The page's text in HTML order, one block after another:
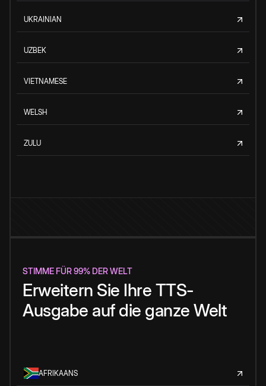
UKRAINIAN
UZBEK
VIETNAMESE
WELSH
ZULU
STIMME FÜR 99% DER WELT
Erweitern Sie Ihre TTS-
Ausgabe auf die ganze Welt
AFRIKAANS